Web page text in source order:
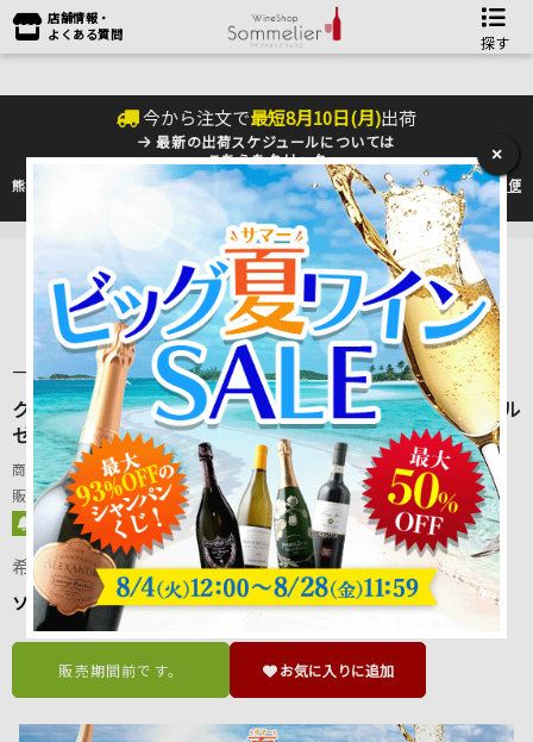
店舗情報・
よくある質問
探す
今から注文で最短8月10日(月)出荷
最新の出荷スケジュールについては
こちらをクリック
熊本地震の影響により九州への配送に遅れが生じております。最新情報は佐川急便
のHP
をご確認下さい。
1/ 1
一流アーティストの作品が描かれた華やかなラベル
クラロスクーロ マルベック クラロスクーロ 2024年 アル
ゼンチン 赤ワイン フルボディ 750ml
商品番号：4571691918036
販売日：2026年 08月 14日 09:00
発売予定 28 ポイント 進呈 15%OFF
希望小売価格：3,685円（税込）
ソムリエ価格：2,850円（税込3,135円）
販売期間前です。 お気に入りに追加
×